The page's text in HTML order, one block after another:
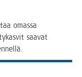
omas­sa
saa­vat